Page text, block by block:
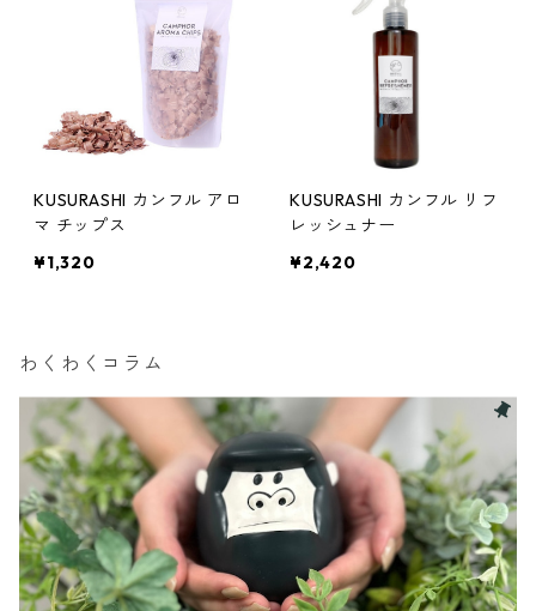
KUSURASHI カンフル アロ
マ チップス
¥1,320
KUSURASHI カンフル リフ
レッシュナー
¥2,420
わくわくコラム